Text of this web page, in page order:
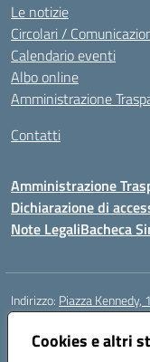
Cookies e altri
Le notizie
Circolari /
Calendario eventi
Albo online
Amministrazione
Contatti
Amministrazione
Dichiarazione di
Note LegaliBacheca
Indirizzo: Piazza Kennedy,
Centralino:
Posta elettronica